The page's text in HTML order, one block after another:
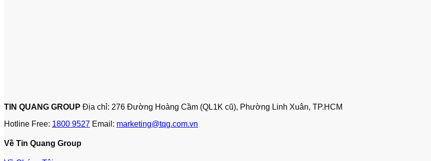
TIN QUANG GROUP Địa chỉ: 276 Đường Hoàng Cầm (QL1K cũ), Phường Linh Xuân, TP.HCM
Hotline Free: 1800 9527 Email: marketing@tqg.com.vn
Về Tin Quang Group